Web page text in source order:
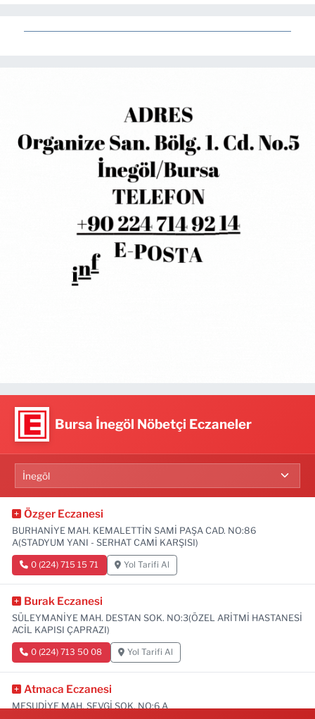
Bursa İnegöl Nöbetçi Eczaneler
Özger Eczanesi
BURHANİYE MAH. KEMALETTİN SAMİ PAŞA CAD. NO:86
A(STADYUM YANI - SERHAT CAMİ KARŞISI)
0 (224) 715 15 71 Yol Tarifi Al
Burak Eczanesi
SÜLEYMANİYE MAH. DESTAN SOK. NO:3(ÖZEL ARİTMİ HASTANESİ
ACİL KAPISI ÇAPRAZI)
0 (224) 713 50 08 Yol Tarifi Al
Atmaca Eczanesi
MESUDİYE MAH. SEVGİ SOK. NO:6 A